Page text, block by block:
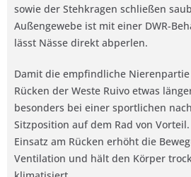
sowie der Stehkragen schließen
Außengewebe ist mit einer DWR-
lässt Nässe direkt abperlen.
Damit die empfindliche
Rücken der Weste Ruivo etwas
besonders bei einer sportlichen
Sitzposition auf dem Rad von
Einsatz am Rücken erhöht die
Ventilation und hält den Körper